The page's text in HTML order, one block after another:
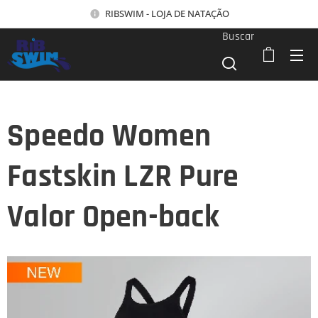
RIBSWIM - LOJA DE NATAÇÃO
Buscar
Speedo Women
Fastskin LZR Pure
Valor Open-back